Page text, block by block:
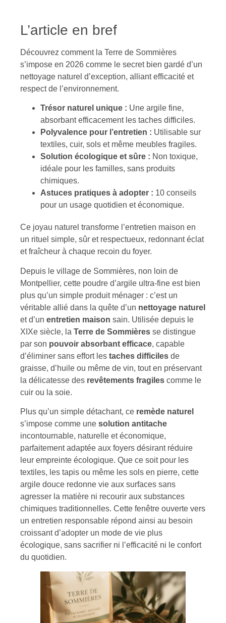
L’article en bref
Découvrez comment la Terre de Sommières
s’impose en 2026 comme le secret bien gardé d’un
nettoyage naturel d’exception, alliant efficacité et
respect de l’environnement.
Trésor naturel unique : Une argile fine,
absorbant efficacement les taches difficiles.
Polyvalence pour l’entretien : Utilisable sur
textiles, cuir, sols et même meubles fragiles.
Solution écologique et sûre : Non toxique,
idéale pour les familles, sans produits
chimiques.
Astuces pratiques à adopter : 10 conseils
pour un usage quotidien et économique.
Ce joyau naturel transforme l’entretien maison en
un rituel simple, sûr et respectueux, redonnant éclat
et fraîcheur à chaque recoin du foyer.
Depuis le village de Sommières, non loin de
Montpellier, cette poudre d’argile ultra-fine est bien
plus qu’un simple produit ménager : c’est un
véritable allié dans la quête d’un nettoyage naturel
et d’un entretien maison sain. Utilisée depuis le
XIXe siècle, la Terre de Sommières se distingue
par son pouvoir absorbant efficace, capable
d’éliminer sans effort les taches difficiles de
graisse, d’huile ou même de vin, tout en préservant
la délicatesse des revêtements fragiles comme le
cuir ou la soie.
Plus qu’un simple détachant, ce remède naturel
s’impose comme une solution antitache
incontournable, naturelle et économique,
parfaitement adaptée aux foyers désirant réduire
leur empreinte écologique. Que ce soit pour les
textiles, les tapis ou même les sols en pierre, cette
argile douce redonne vie aux surfaces sans
agresser la matière ni recourir aux substances
chimiques traditionnelles. Cette fenêtre ouverte vers
un entretien responsable répond ainsi au besoin
croissant d’adopter un mode de vie plus
écologique, sans sacrifier ni l’efficacité ni le confort
du quotidien.